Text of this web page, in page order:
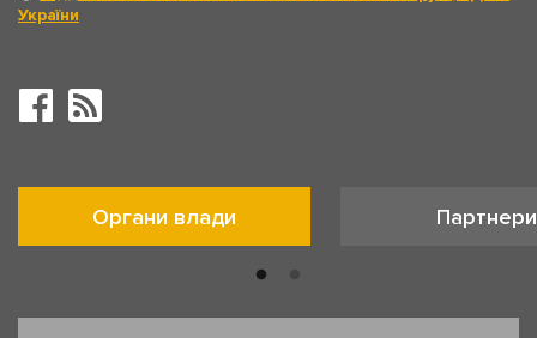
України
Органи влади Партнери